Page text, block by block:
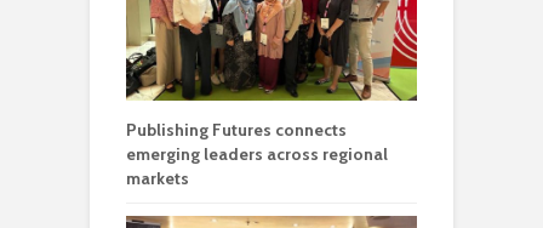
Publishing Futures connects
emerging leaders across regional
markets